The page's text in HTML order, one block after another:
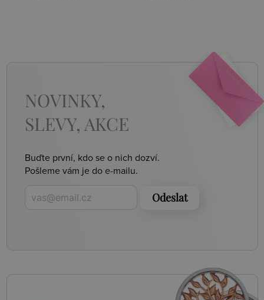
NOVINKY,
SLEVY, AKCE
Buďte první, kdo se o nich dozví.
Pošleme vám je do e-mailu.
Odeslat